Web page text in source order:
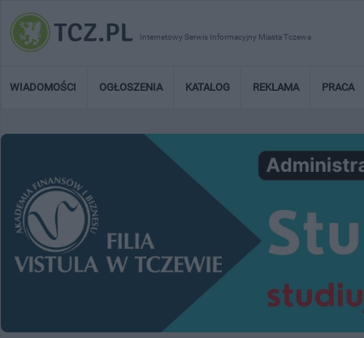
Internetowy Serwis Informacyjny Miasta Tczewa
WIADOMOŚCI OGŁOSZENIA KATALOG REKLAMA PRACA